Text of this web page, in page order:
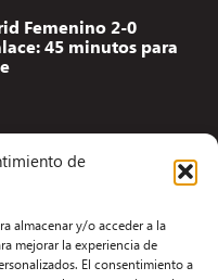
de
almacenar y/o acceder a la
mejorar la experiencia de
El consentimiento a
Femenino 2-0
45 minutos para